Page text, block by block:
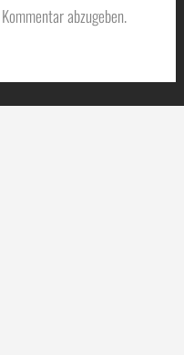
abzugeben.